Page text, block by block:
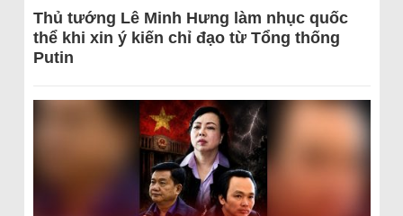
Thủ tướng Lê Minh Hưng làm nhục quốc
thể khi xin ý kiến chỉ đạo từ Tổng thống
Putin